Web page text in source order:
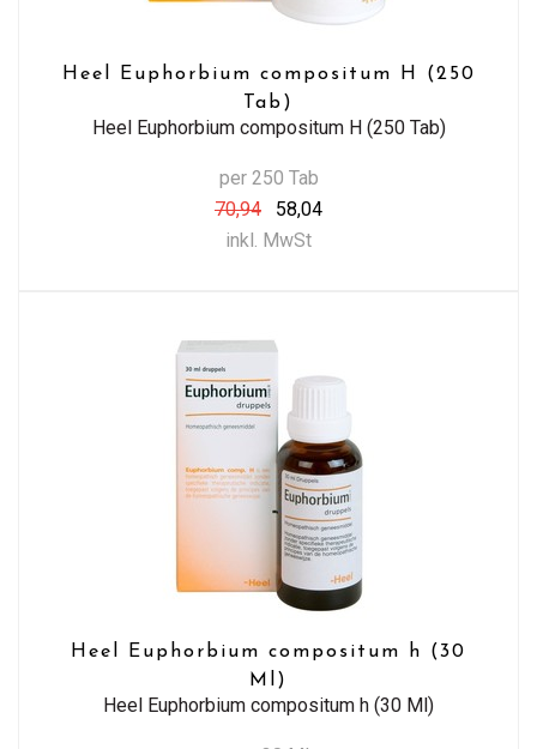
Heel Euphorbium compositum H (250
Tab)
Heel Euphorbium compositum H (250 Tab)
per 250 Tab
70,94
58,04
inkl. MwSt
Heel Euphorbium compositum h (30
Ml)
Heel Euphorbium compositum h (30 Ml)